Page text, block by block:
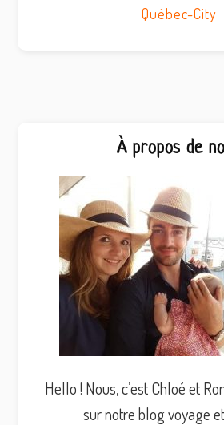
Québec-City
principale
À propos de
Hello ! Nous, c’est Chloé et
sur notre blog voyage